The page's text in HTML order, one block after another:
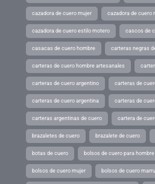
cazadora de cuero mujer cazadora de cuero
cazadora de cuero estilo motero cascos de
casacas de cuero hombre carteras negras
carteras de cuero hombre artesanales
carteras de cuero argentino carteras de
carteras de cuero argentina carteras de
carteras argentinas de cuero cartera de
brazaletes de cuero brazalete de cuero
botas de cuero bolsos de cuero para
bolsos de cuero mujer bolsos de cuero